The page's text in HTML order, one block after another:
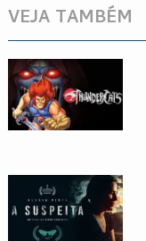
VEJA TAMBÉM